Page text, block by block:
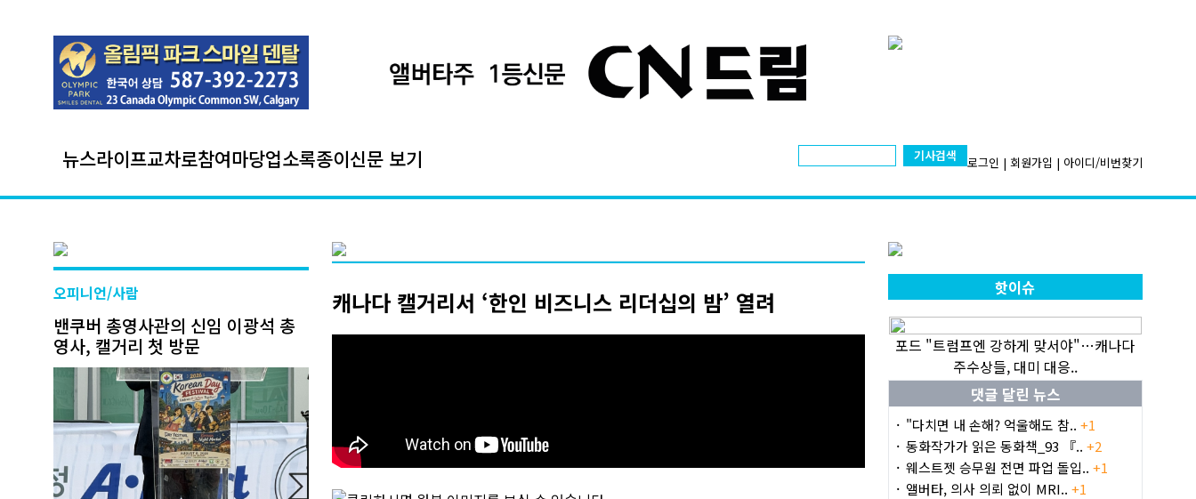
뉴스라이프교차로참여마당업소록종이신문 보기 기사검색 로그인 | 회원가입 | 아이디/비번찾기
오피니언/사람
밴쿠버 총영사관의 신임 이광석 총
영사, 캘거리 첫 방문
캐나다 캘거리서 ‘한인 비즈니스 리더십의 밤’ 열려 핫이슈
포드 "트럼프엔 강하게 맞서야"…캐나다
주수상들, 대미 대응..
댓글 달린 뉴스
"다치면 내 손해? 억울해도 참.. +1
동화작가가 읽은 동화책_93 『.. +2
웨스트젯 승무원 전면 파업 돌입.. +1
앨버타, 의사 의뢰 없이 MRI.. +1